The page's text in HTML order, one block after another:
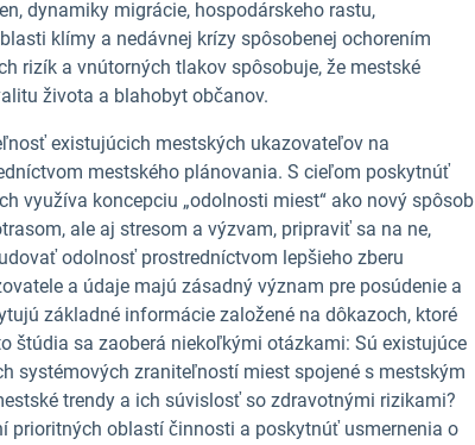
dynamiky migrácie, hospodárskeho rastu,
klímy a nedávnej krízy spôsobenej ochorením
rizík a vnútorných tlakov spôsobuje, že mestské
života a blahobyt občanov.
existujúcich mestských ukazovateľov na
mestského plánovania. S cieľom poskytnúť
využíva koncepciu „odolnosti miest“ ako nový spôsob
ale aj stresom a výzvam, pripraviť sa na ne,
odolnosť prostredníctvom lepšieho zberu
a údaje majú zásadný význam pre posúdenie a
základné informácie založené na dôkazoch, ktoré
štúdia sa zaoberá niekoľkými otázkami: Sú existujúce
systémových zraniteľností miest spojené s mestským
trendy a ich súvislosť so zdravotnými rizikami?
oblastí činnosti a poskytnúť usmernenia o